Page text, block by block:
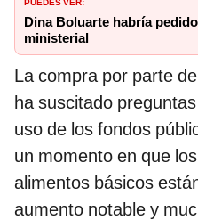
Dina Boluarte habría
ministerial
La compra por parte
ha suscitado
uso de los fondos
un momento en que
alimentos básicos
aumento notable y